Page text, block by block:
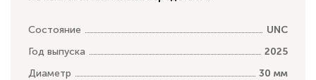
Состояние
UNC
Год выпуска
2025
Диаметр
30 мм